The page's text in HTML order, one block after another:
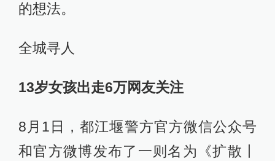
的想法。
全城寻人
13岁女孩出走6万网友关注
8月1日，都江堰警方官方微信公众号
和官方微博发布了一则名为《扩散丨